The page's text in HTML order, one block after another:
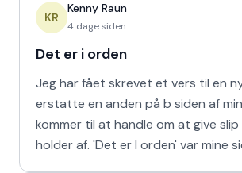
KR
Kenny Raun
4 dage siden
Det er i orden
Jeg har fået skrevet et vers til en
erstatte en anden på b siden af min cd
kommer til at handle om at give slip
holder af. 'Det er I orden' var mine